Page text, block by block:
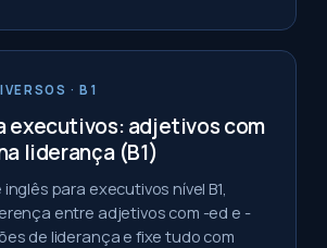
· B1
executivos: adjetivos com
liderança (B1)
para executivos nível B1,
entre adjetivos com -ed e -
de liderança e fixe tudo com